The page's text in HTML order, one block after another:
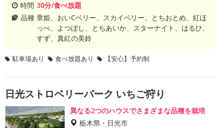
時間 30分/食べ放題
品種 章姫、おいCベリー、スカイベリー、とちおとめ、紅ほ
っぺ、よつぼし、とちあいか、スターナイト、はるひ、
すず、真紅の美鈴
駐車場あり 食べ放題あり 【安心】予約制
日光ストロベリーパーク いちご狩り
異なる2つのハウスでさまざまな品種を栽培
栃木県・日光市